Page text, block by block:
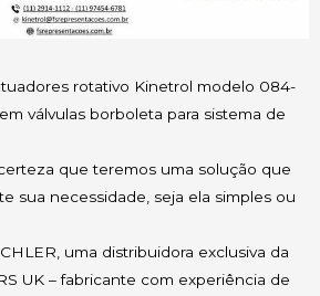
rotativo Kinetrol modelo 084-
válvulas borboleta para sistema de
que teremos uma solução que
sua necessidade, seja ela simples ou
uma distribuidora exclusiva da
UK – fabricante com experiência de